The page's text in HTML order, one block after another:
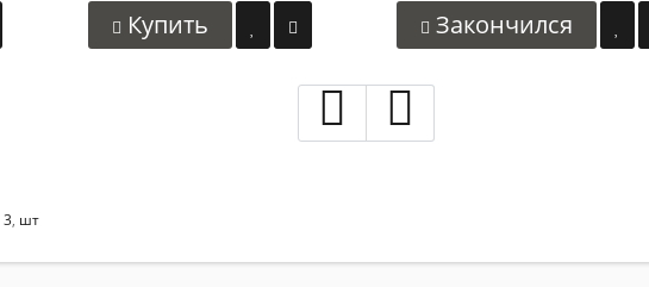
Купить Закончился
3, шт